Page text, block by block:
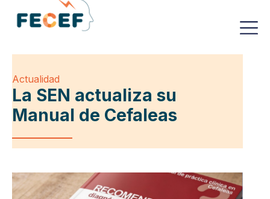
Actualidad
La SEN actualiza su
Manual de Cefaleas